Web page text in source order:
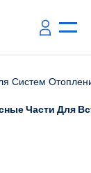
Систем
Части Для